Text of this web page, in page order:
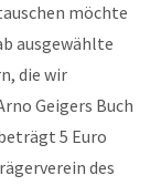
möchte
ausgewählte
die wir
Geigers Buch
5 Euro
des